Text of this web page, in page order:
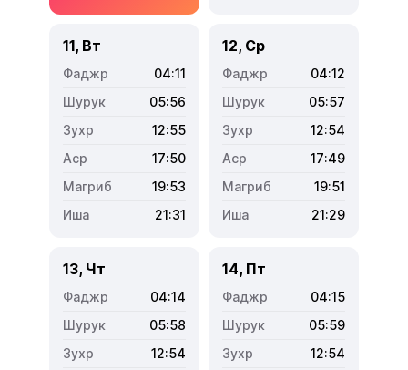
11, Вт
04:11
05:56
12:55
17:50
19:53
21:31
12, Ср
04:12
05:57
12:54
17:49
19:51
21:29
13, Чт
04:14
05:58
12:54
14, Пт
04:15
05:59
12:54